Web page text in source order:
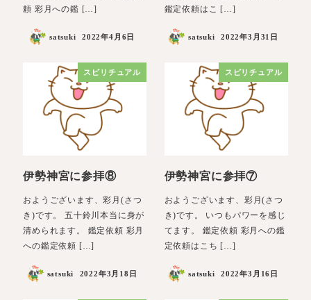
頼 彩月への鑑 […]
satsuki 2022年4月6日
鑑定依頼はこ […]
satsuki 2022年3月31日
スピリチュアル
伊勢神宮に参拝⑧
おようございます、彩月(さつ
き)です。 五十鈴川本当に身が
清められます。 鑑定依頼 彩月
への鑑定依頼 […]
satsuki 2022年3月18日
スピリチュアル
伊勢神宮に参拝⑦
おようございます、彩月(さつ
き)です。 いつもパワーを感じ
てます。 鑑定依頼 彩月への鑑
定依頼はこち […]
satsuki 2022年3月16日